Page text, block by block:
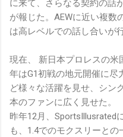
に来て、さらなる契約の話
が報じた。AEWに近い複数
は高レベルでの話し合いが
現在、 新日本プロレスの
年はG1初戦の地元開催に尽
ど様々な活躍を見せ、シン
本のファンに広く見せた。
昨年12月、SportsIllusrated
も、1.4でのモクスリーと